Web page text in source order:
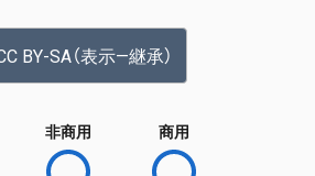
BY-SA（表示—継承）
非商用 商用